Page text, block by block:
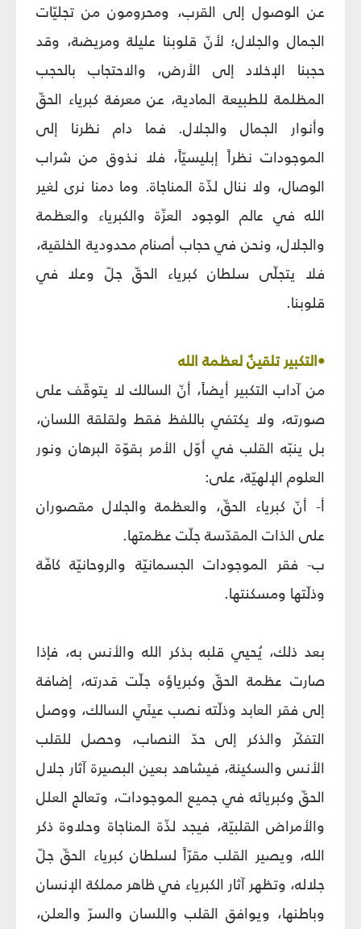
عن الوصول إلى القرب، ومحرومون من تجليّات
الجمال والجلال؛ لأنّ قلوبنا عليلة ومريضة، وقد
حجبنا الإخلاد إلى الأرض، والاحتجاب بالحجب
المظلمة للطبيعة المادية، عن معرفة كبرياء الحقّ
وأنوار الجمال والجلال. فما دام نظرنا إلى
الموجودات نظراً إبليسيّاً، فلا نذوق من شراب
الوصال، ولا ننال لذّة المناجاة. وما دمنا نرى لغير
الله في عالم الوجود العزّة والكبرياء والعظمة
والجلال، ونحن في حجاب أصنام محدودية الخلقية،
فلا يتجلّى سلطان كبرياء الحقّ جلّ وعلا في
قلوبنا.
•التكبير تلقينٌ لعظمة الله
من آداب التكبير أيضاً، أنّ السالك لا يتوقّف على
صورته، ولا يكتفي باللفظ فقط ولقلقة اللسان،
بل ينبّه القلب في أوّل الأمر بقوّة البرهان ونور
العلوم الإلهيّة، على:
أ- أنّ كبرياء الحقّ، والعظمة والجلال مقصوران
على الذات المقدّسة جلّت عظمتها.
ب- فقر الموجودات الجسمانيّة والروحانيّة كافّة
وذلّتها ومسكنتها.
بعد ذلك، يُحيي قلبه بذكر الله والأنس به، فإذا
صارت عظمة الحقّ وكبرياؤه جلّت قدرته، إضافة
إلى فقر العابد وذلّته نصب عينَي السالك، ووصل
التفكّر والذكر إلى حدّ النصاب، وحصل للقلب
الأنس والسكينة، فيشاهد بعين البصيرة آثار جلال
الحقّ وكبريائه في جميع الموجودات، وتعالج العلل
والأمراض القلبيّة، فيجد لذّة المناجاة وحلاوة ذكر
الله، ويصير القلب مقرّاً لسلطان كبرياء الحقّ جلّ
جلاله، وتظهر آثار الكبرياء في ظاهر مملكة الإنسان
وباطنها، ويوافق القلب واللسان والسرّ والعلن،